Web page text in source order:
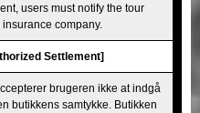
users must notify the tour
company.
Settlement]
brugeren ikke at indgå
butikkens samtykke. Butikken